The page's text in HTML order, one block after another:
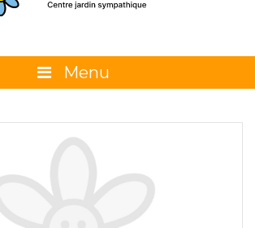
Menu
La boutique
Promotions et évènements